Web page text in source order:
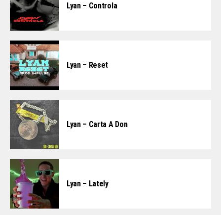
Lyan – Controla
Lyan – Reset
Lyan – Carta A Don
Lyan – Lately